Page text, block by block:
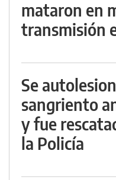
mataron en
transmisión
Se
sangriento
y fue
la Policía